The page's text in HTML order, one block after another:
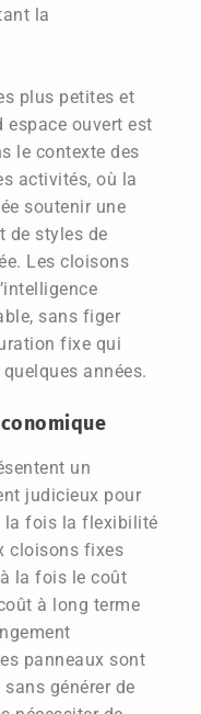
la
plus petites et
espace ouvert est
le contexte des
activités, où la
soutenir une
de styles de
Les cloisons
sans figer
fixe qui
années.
un
judicieux pour
la fois la flexibilité
cloisons fixes
la fois le coût
à long terme
panneaux sont
générer de